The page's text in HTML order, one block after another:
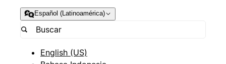
Español (Latinoamérica)
English (US)